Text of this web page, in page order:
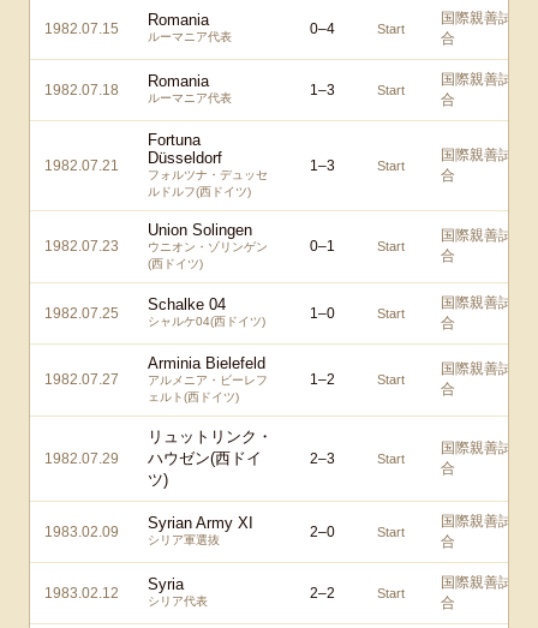
1982.07.15 Romania
ルーマニア代表 0–4 Start
国際親善試
合
1982.07.18 Romania
ルーマニア代表 1–3 Start
国際親善試
合
1982.07.21
Fortuna
Düsseldorf
フォルツナ・デュッセ
ルドルフ(西ドイツ)
1–3 Start
国際親善試
合
1982.07.23
Union Solingen
ウニオン・ゾリンゲン
(西ドイツ)
0–1 Start
国際親善試
合
1982.07.25 Schalke 04
シャルケ04(西ドイツ) 1–0 Start
国際親善試
合
1982.07.27
Arminia Bielefeld
アルメニア・ビーレフ
ェルト(西ドイツ)
1–2 Start
国際親善試
合
1982.07.29
リュットリンク・
ハウゼン(西ドイ
ツ)
2–3 Start
国際親善試
合
1983.02.09 Syrian Army XI
シリア軍選抜 2–0 Start
国際親善試
合
1983.02.12 Syria
シリア代表 2–2 Start
国際親善試
合